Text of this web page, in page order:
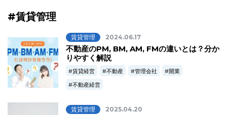
#賃貸管理
賃貸管理 2024.06.17
不動産のPM, BM, AM, FMの違いとは？分か
りやすく解説
賃貸経営 不動産 管理会社
開業
不動産経営
賃貸管理 2025.04.20